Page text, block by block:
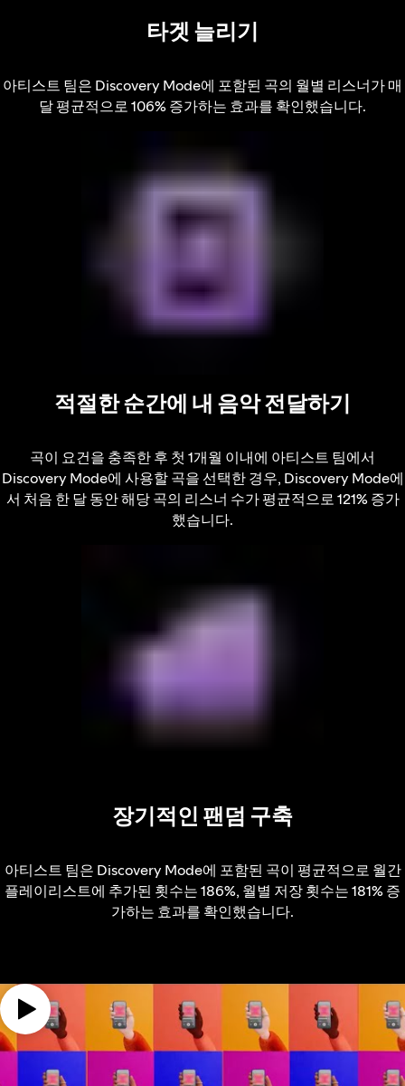
타겟 늘리기
아티스트 팀은 Discovery Mode에 포함된 곡의 월별 리스너가 매
달 평균적으로 106% 증가하는 효과를 확인했습니다.
적절한 순간에 내 음악 전달하기
곡이 요건을 충족한 후 첫 1개월 이내에 아티스트 팀에서
Discovery Mode에 사용할 곡을 선택한 경우, Discovery Mode에
서 처음 한 달 동안 해당 곡의 리스너 수가 평균적으로 121% 증가
했습니다.
장기적인 팬덤 구축
아티스트 팀은 Discovery Mode에 포함된 곡이 평균적으로 월간
플레이리스트에 추가된 횟수는 186%, 월별 저장 횟수는 181% 증
가하는 효과를 확인했습니다.